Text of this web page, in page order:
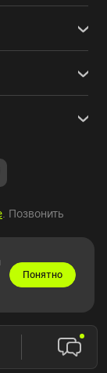
. Позвонить
Понятно